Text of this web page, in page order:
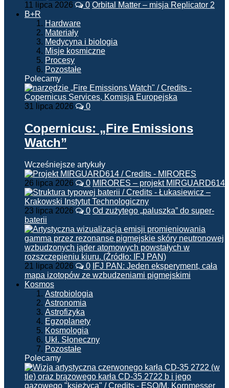
11 lipca 2026 0 Orbital Matter – misja Replicator 2
B+R
Hardware
Materiały
Medycyna i biologia
Misje kosmiczne
Procesy
Pozostałe
Polecamy
31 lipca 2026 0
Copernicus: „Fire Emissions
Watch”
Wcześniejsze artykuły
26 lipca 2026 0 MIRORES – projekt MIRGUARD614
23 lipca 2026 0 Od zużytego „paluszka” do super-
baterii
21 lipca 2026 0 IFJ PAN: Jeden eksperyment, cała
mapa izotopów ze wzbudzeniami pigmejskimi
Kosmos
Astrobiologia
Astronomia
Astrofizyka
Egzoplanety
Kosmologia
Ukł. Słoneczny
Pozostałe
Polecamy